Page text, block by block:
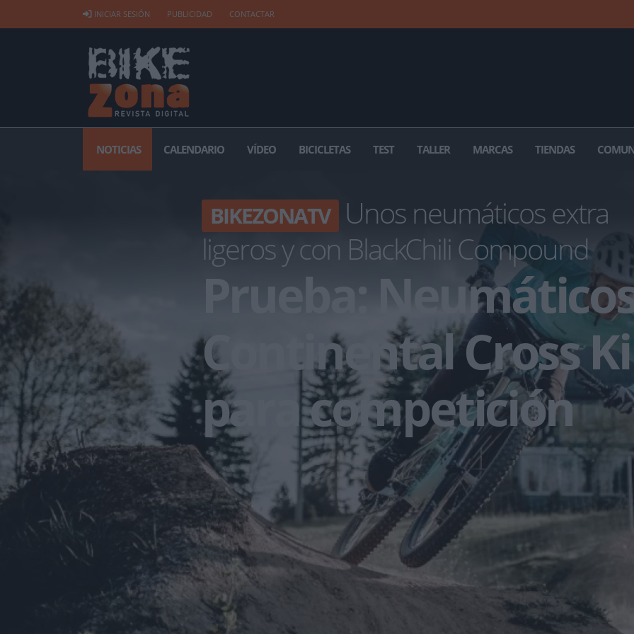
INICIAR SESIÓN PUBLICIDAD CONTACTAR
NOTICIAS CALENDARIO VÍDEO BICICLETAS TEST TALLER MARCAS TIENDAS
BIKEZONATV Unos neumáticos extra
ligeros y con BlackChili Compound
Prueba:
Continental Cross
para competición